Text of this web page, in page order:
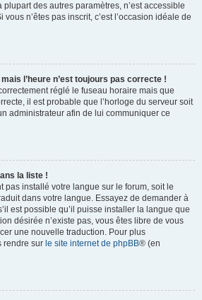
des autres paramètres, n’est accessible
vous n’êtes pas inscrit, c’est l’occasion idéale de
l’heure n’est toujours pas correcte !
réglé le fuseau horaire mais que
il est probable que l’horloge du serveur soit
administrateur afin de lui communiquer ce
la liste !
pas installé votre langue sur le forum, soit le
dans votre langue. Essayez de demander à
est possible qu’il puisse installer la langue que
désirée n’existe pas, vous êtes libre de vous
une nouvelle traduction. Pour plus
rendre sur le site internet de phpBB® (en